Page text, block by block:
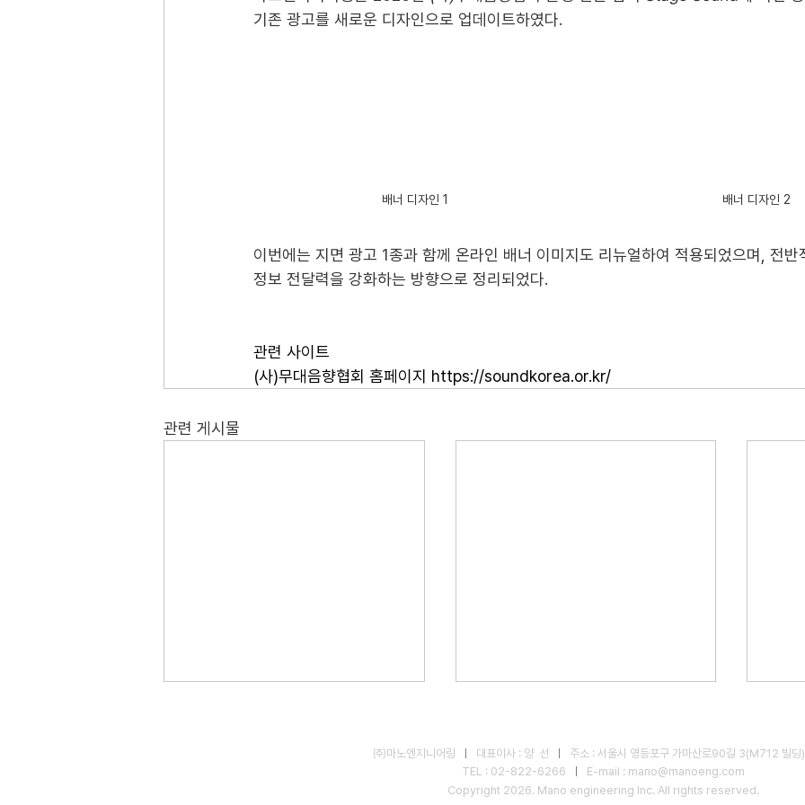
기존 광고를 새로운 디자인으로 업데이트하였다.
배너 디자인 1 배너 디자인 2
이번에는 지면 광고 1종과 함께 온라인 배너 이미지도 리뉴얼하여 적용되었으며, 전반
정보 전달력을 강화하는 방향으로 정리되었다.
관련 사이트
(사)무대음향협회 홈페이지 https://soundkorea.or.kr/
관련 게시물
㈜마노엔지니어링 대표이사 : 양 선
주소 : 서울시 영등포구 가마산로90길 3(M712 빌
TEL : 02-822-6266 E-mail : mano@manoeng.com
Copyright 2026. Mano engineering Inc. All rights reserved.